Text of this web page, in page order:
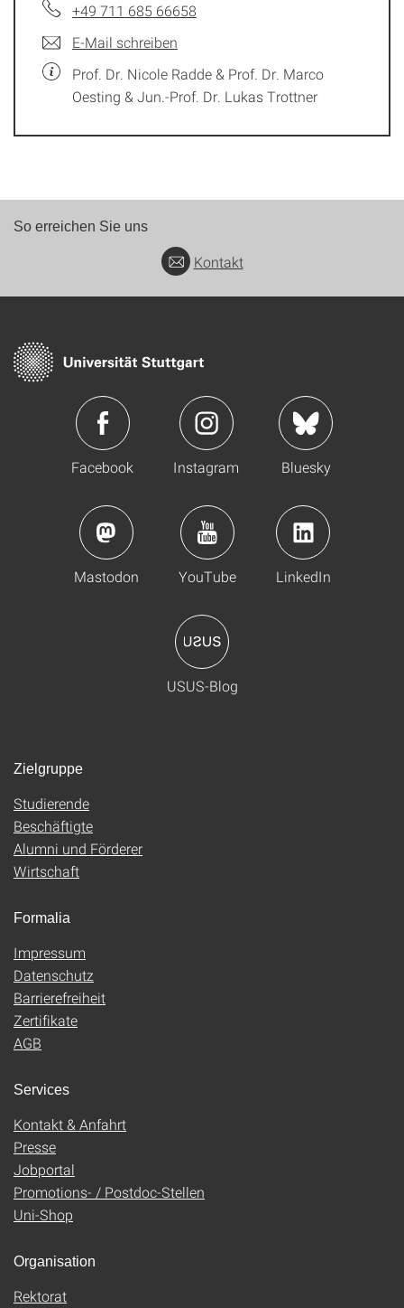
+49 711 685 66658
E-Mail schreiben
Prof. Dr. Nicole Radde & Prof. Dr. Marco
Oesting & Jun.-Prof. Dr. Lukas Trottner
So erreichen Sie uns
Kontakt
Facebook Instagram Bluesky
Mastodon YouTube LinkedIn
USUS-Blog
Zielgruppe
Studierende
Beschäftigte
Alumni und Förderer
Wirtschaft
Formalia
Impressum
Datenschutz
Barrierefreiheit
Zertifikate
AGB
Services
Kontakt & Anfahrt
Presse
Jobportal
Promotions- / Postdoc-Stellen
Uni-Shop
Organisation
Rektorat